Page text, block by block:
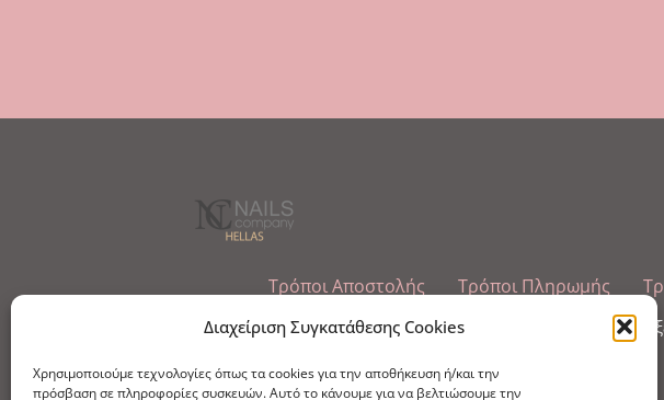
Διαχείριση Συγκατάθεσης Cookies
Χρησιμοποιούμε τεχνολογίες όπως τα cookies για την αποθήκευση ή/και την
πρόσβαση σε πληροφορίες συσκευών. Αυτό το κάνουμε για να βελτιώσουμε την
Τρόποι Αποστολής Τρόποι Πληρωμής
Εμπόριο Ειδών Ονυχοπλαστικής, Καλλωπισμού άκρων και
info@ncnails.gr